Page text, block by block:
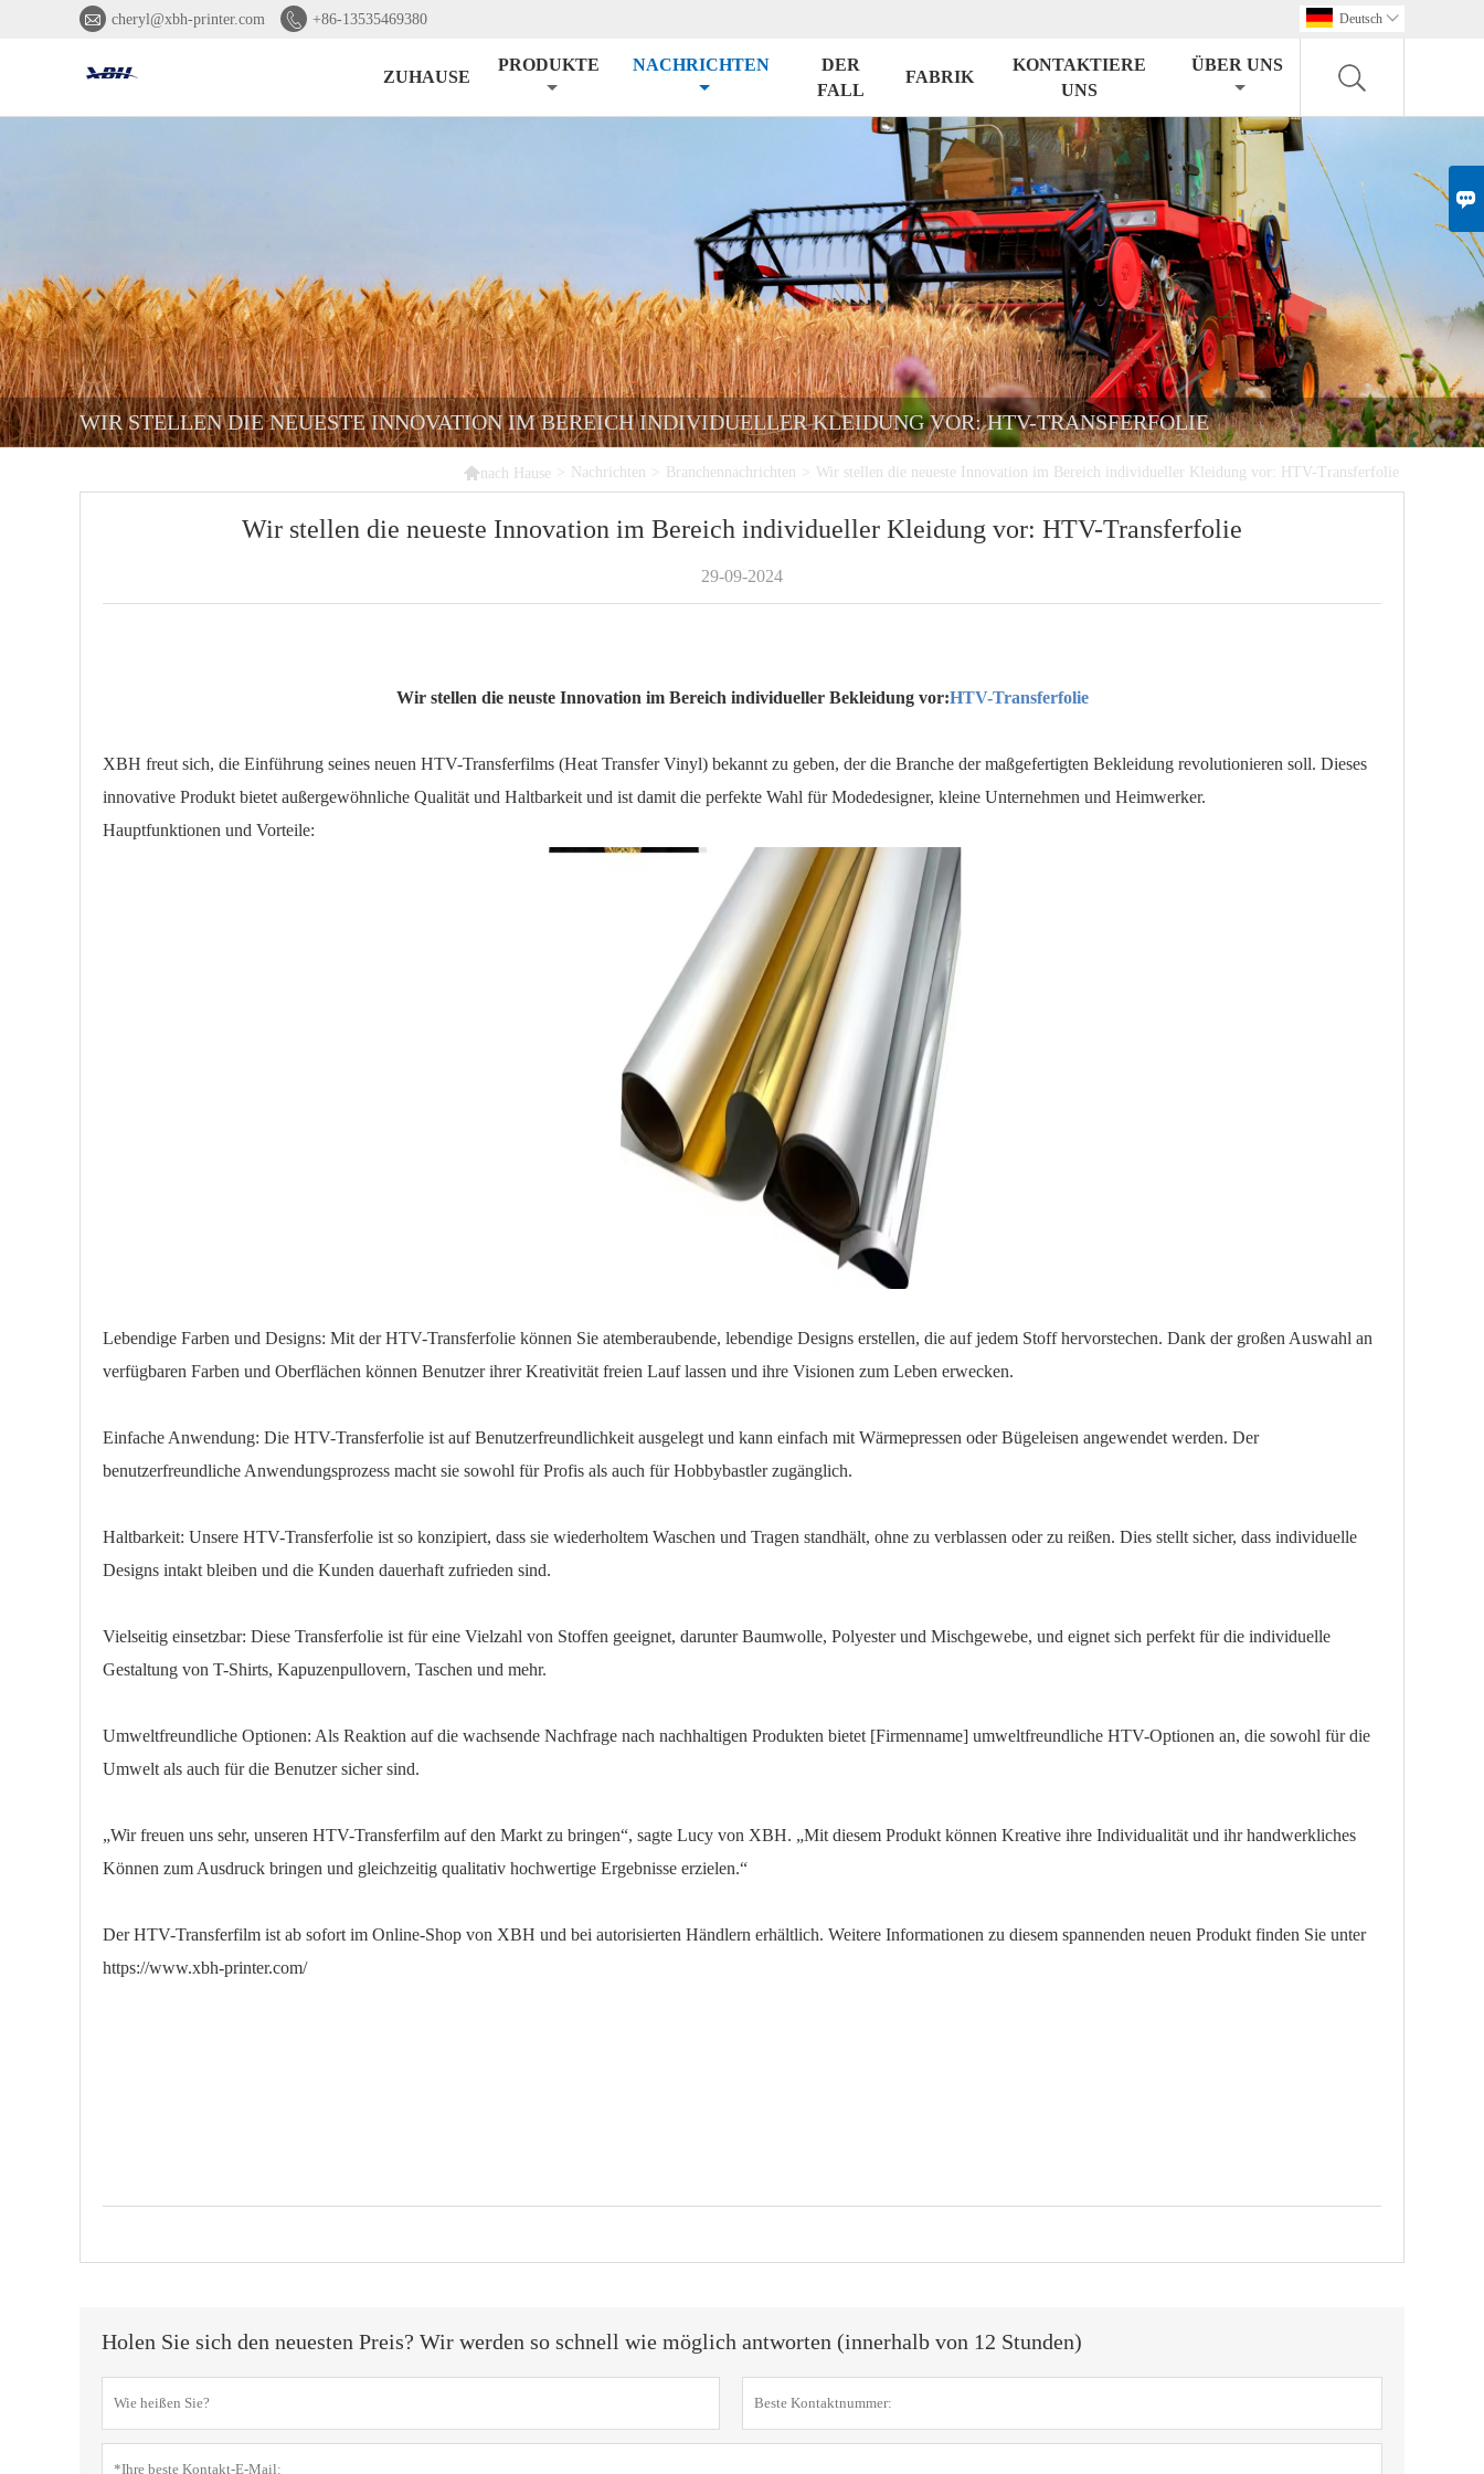

 cheryl@xbh-printer.com  +86-13535469380 Deutsch 
ZUHAUSE
PRODUKTE NACHRICHTEN
DER
FALL
FABRIK
KONTAKTIERE
UNS
ÜBER UNS
WIR STELLEN DIE NEUESTE INNOVATION IM BEREICH INDIVIDUELLER KLEIDUNG VOR: HTV-TRANSFERFOLIE
nach Hause > Nachrichten > Branchennachrichten > Wir stellen die neueste Innovation im Bereich individueller Kleidung vor: HTV-Transferfolie
Wir stellen die neueste Innovation im Bereich individueller Kleidung vor: HTV-Transferfolie
29-09-2024
Wir stellen die neuste Innovation im Bereich individueller Bekleidung vor:HTV-Transferfolie
XBH freut sich, die Einführung seines neuen HTV-Transferfilms (Heat Transfer Vinyl) bekannt zu geben, der die Branche der maßgefertigten Bekleidung revolutionieren soll. Dieses
innovative Produkt bietet außergewöhnliche Qualität und Haltbarkeit und ist damit die perfekte Wahl für Modedesigner, kleine Unternehmen und Heimwerker.
Hauptfunktionen und Vorteile:
Lebendige Farben und Designs: Mit der HTV-Transferfolie können Sie atemberaubende, lebendige Designs erstellen, die auf jedem Stoff hervorstechen. Dank der großen Auswahl an
verfügbaren Farben und Oberflächen können Benutzer ihrer Kreativität freien Lauf lassen und ihre Visionen zum Leben erwecken.
Einfache Anwendung: Die HTV-Transferfolie ist auf Benutzerfreundlichkeit ausgelegt und kann einfach mit Wärmepressen oder Bügeleisen angewendet werden. Der
benutzerfreundliche Anwendungsprozess macht sie sowohl für Profis als auch für Hobbybastler zugänglich.
Haltbarkeit: Unsere HTV-Transferfolie ist so konzipiert, dass sie wiederholtem Waschen und Tragen standhält, ohne zu verblassen oder zu reißen. Dies stellt sicher, dass individuelle
Designs intakt bleiben und die Kunden dauerhaft zufrieden sind.
Vielseitig einsetzbar: Diese Transferfolie ist für eine Vielzahl von Stoffen geeignet, darunter Baumwolle, Polyester und Mischgewebe, und eignet sich perfekt für die individuelle
Gestaltung von T-Shirts, Kapuzenpullovern, Taschen und mehr.
Umweltfreundliche Optionen: Als Reaktion auf die wachsende Nachfrage nach nachhaltigen Produkten bietet [Firmenname] umweltfreundliche HTV-Optionen an, die sowohl für die
Umwelt als auch für die Benutzer sicher sind.
„Wir freuen uns sehr, unseren HTV-Transferfilm auf den Markt zu bringen“, sagte Lucy von XBH. „Mit diesem Produkt können Kreative ihre Individualität und ihr handwerkliches
Können zum Ausdruck bringen und gleichzeitig qualitativ hochwertige Ergebnisse erzielen.“
Der HTV-Transferfilm ist ab sofort im Online-Shop von XBH und bei autorisierten Händlern erhältlich. Weitere Informationen zu diesem spannenden neuen Produkt finden Sie unter
https://www.xbh-printer.com/
Holen Sie sich den neuesten Preis? Wir werden so schnell wie möglich antworten (innerhalb von 12 Stunden)